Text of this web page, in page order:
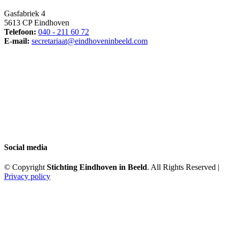
Gasfabriek 4
5613 CP Eindhoven
Telefoon: 040 - 211 60 72
E-mail: secretariaat@eindhoveninbeeld.com
Social media
© CopyrightStichting Eindhoven in Beeld. All Rights Reserved |
Privacy policy